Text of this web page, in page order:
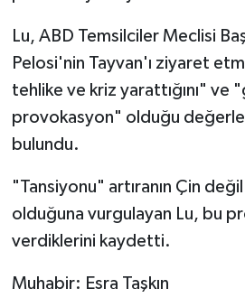
Lu, ABD Temsilciler Meclisi
Pelosi'nin Tayvan'ı ziyaret
tehlike ve kriz yarattığını" ve
provokasyon" olduğu
bulundu.
"Tansiyonu" artıranın Çin
olduğuna vurgulayan Lu, bu
verdiklerini kaydetti.
Muhabir: Esra Taşkın